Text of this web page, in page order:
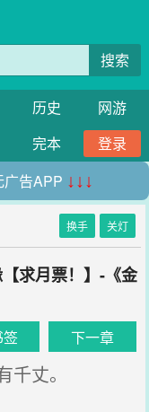
搜索
历史
网游
完本
登录
告APP ↓↓↓
换手 关灯
求月票！】-《金
下一章
丈。